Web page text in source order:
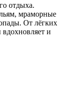
отдыха.
мраморные
От лёгких
и